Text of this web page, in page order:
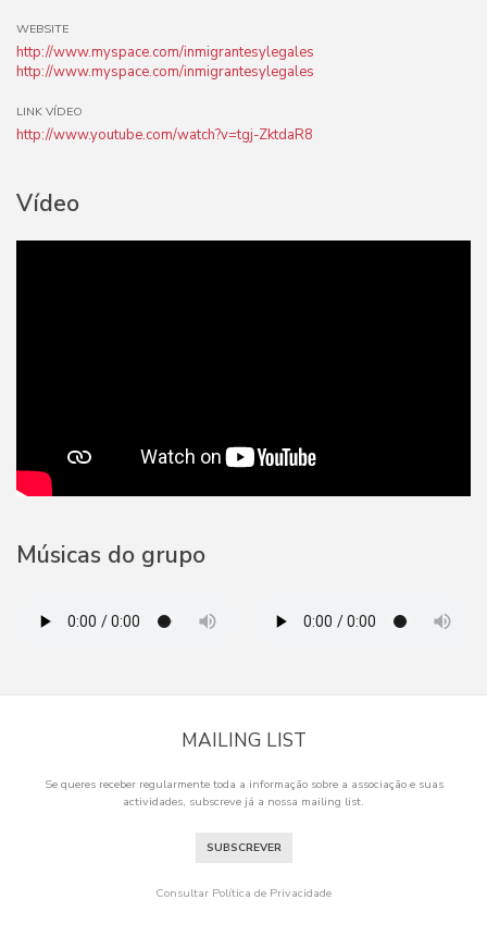
WEBSITE
http://www.myspace.com/inmigrantesylegales
http://www.myspace.com/inmigrantesylegales
LINK VÍDEO
http://www.youtube.com/watch?v=tgj-ZktdaR8
Vídeo
Músicas do grupo
MAILING LIST
Se queres receber regularmente toda a informação sobre a associação e suas
actividades, subscreve já a nossa mailing list.
SUBSCREVER
Consultar Política de Privacidade